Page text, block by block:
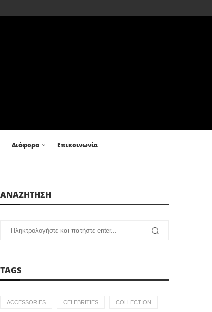
Διάφορα Επικοινωνία
ΑΝΑΖΗΤΗΣΗ
TAGS
ACCESSORIES CELEBRITIES COLLECTION